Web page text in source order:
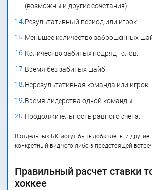
(возможны и другие сочетания).
Результативный период или игрок.
Меньшее количество заброшенных
Количество забитых подряд голов.
Время без забитых шайб.
Нерезультативная команда или игрок.
Время лидерства одной команды.
Продолжительность равного счета.
В отдельных БК могут быть добавлены и другие
конкретный вид чего-либо в предстоящей
Правильный расчет ставки
хоккее